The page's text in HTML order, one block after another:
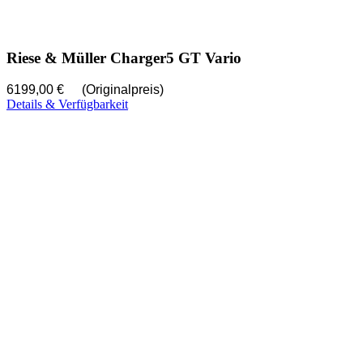
Riese & Müller Charger5 GT Vario
6199,00 €
(Originalpreis)
Details & Verfügbarkeit